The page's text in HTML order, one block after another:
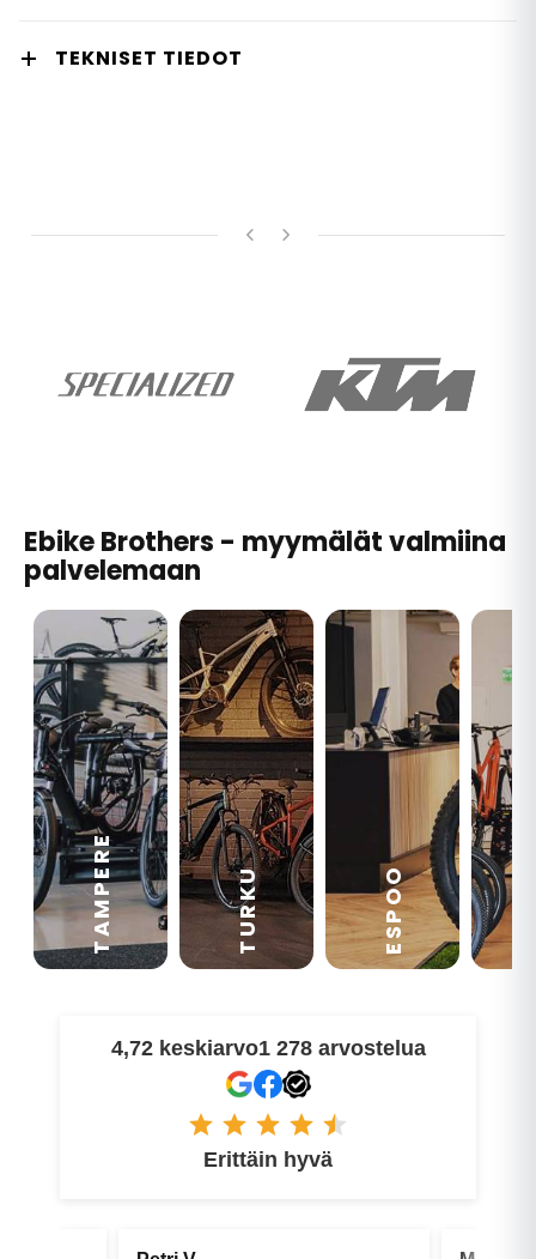
TEKNISET TIEDOT
Ebike Brothers - myymälät valmiina
palvelemaan
TAMPERE TURKU ESPOO
4,72 keskiarvo1 278 arvostelua
Erittäin hyvä